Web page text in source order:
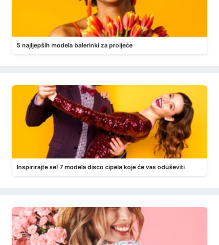
5 najljepših modela balerinki za proljeće
Inspirirajte se! 7 modela disco cipela koje će vas oduševiti